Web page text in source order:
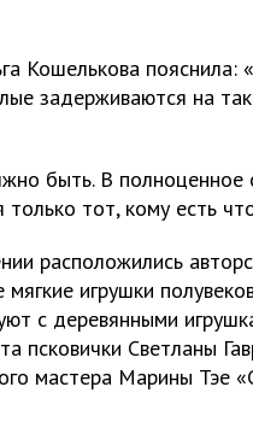
Кошелькова пояснила:
задерживаются на
быть. В полноценное
только тот, кому есть
расположились
игрушки
с деревянными
псковички Светланы
мастера Марины Тэе